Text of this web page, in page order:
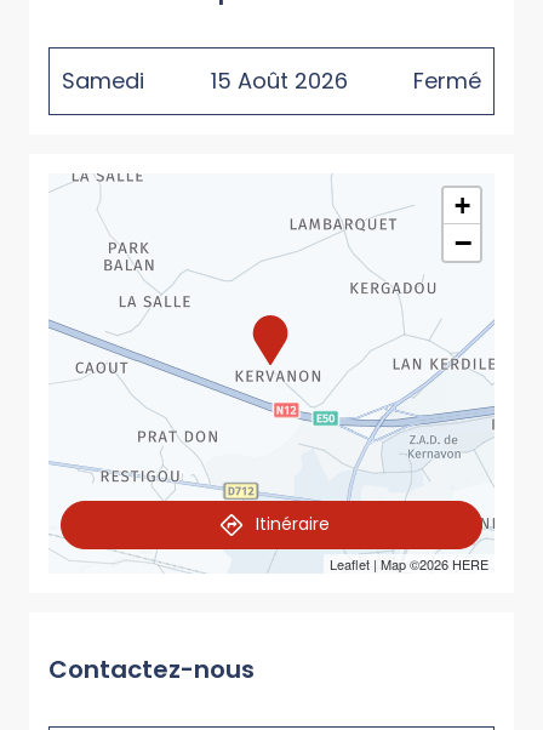
Samedi 15 Août 2026 Fermé
+
−
Leaflet | Map ©2026HERE
Itinéraire
Contactez-nous